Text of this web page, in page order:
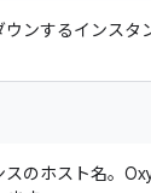
ンするインスタ
スのホスト名。